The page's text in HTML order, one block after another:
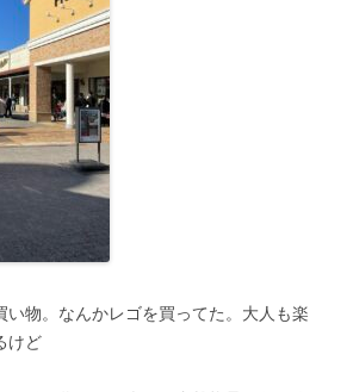
い物。なんかレゴを買ってた。大人も楽
けど